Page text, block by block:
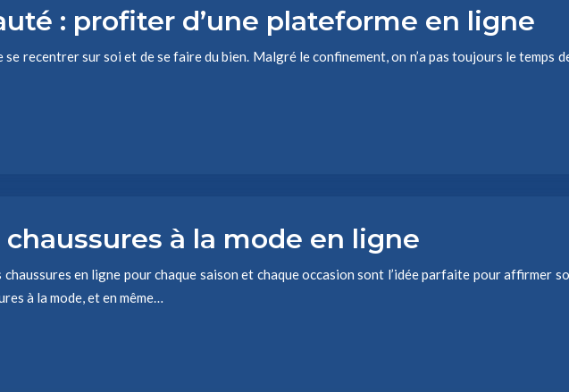
: profiter d’une plateforme en ligne
se recentrer sur soi et de se faire du bien. Malgré le confinement, on n’a pas toujours le temps
à la mode en ligne
chaussures en ligne pour chaque saison et chaque occasion sont l’idée parfaite pour
à la mode, et en même…